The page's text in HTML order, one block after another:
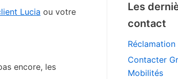
Lucia ou votre
encore, les
Les
contact
Réclamation
Contacter
Mobilités